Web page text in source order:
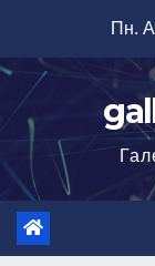
содержимому
Пн.